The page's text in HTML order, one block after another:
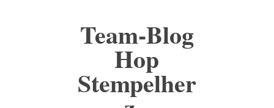
Team-Blog
Hop
Stempelher